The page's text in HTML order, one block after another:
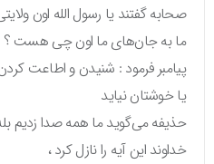
صحابه گفتند یا رسول الله اون
ما به جان‌های ما اون چی هست ؟
پیامبر فرمود : شنیدن و اطاعت
یا خوشتان نیاید
حذیفه می‌گوید ما همه صدا زدیم
خداوند این آیه را نازل کرد ،